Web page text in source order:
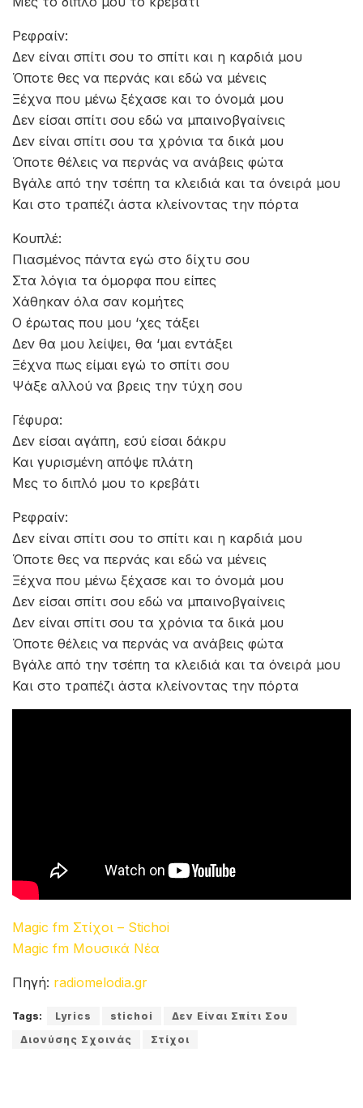
ADVERTISEMENT
Γέφυρα:
Δεν είσαι αγάπη, εσύ είσαι δάκρυ
Μες το διπλό μου το κρεβάτι
Ρεφραίν:
Δεν είναι σπίτι σου το σπίτι και η καρδιά μου
Ξέχνα που μένω ξέχασε και το όνομά μου
Δεν είσαι σπίτι σου εδώ να μπαινοβγαίνεις
Δεν είναι σπίτι σου τα χρόνια τα δικά μου
Όποτε θέλεις να περνάς να ανάβεις φώτα
Βγάλε από την τσέπη τα κλειδιά και τα όνειρά μου
Και στο τραπέζι άστα κλείνοντας την πόρτα
Κουπλέ:
Πιασμένος πάντα εγώ στο δίχτυ σου
Στα λόγια τα όμορφα που είπες
Χάθηκαν όλα σαν κομήτες
Ο έρωτας που μου ‘χες τάξει
Ξέχνα πως είμαι εγώ το σπίτι σου
Γέφυρα: